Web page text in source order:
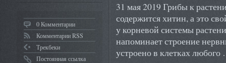
0 Комментарии
Комментарии RSS
Трекбеки
Постоянная ссылка
31 мая 2019 Грибы к
содержится хитин, а это
у корневой системы
напоминает строение
устроено в клетках